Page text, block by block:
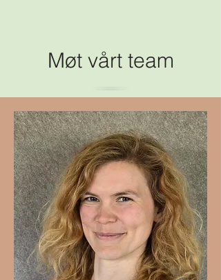
Møt vårt team